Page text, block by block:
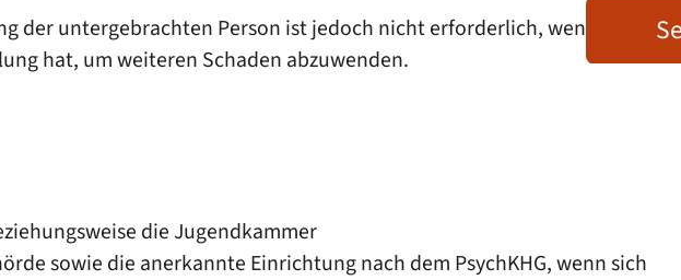
der untergebrachten Person ist jedoch nicht erforderlich, wenn sie
hat, um weiteren Schaden abzuwenden.
die Jugendkammer
sowie die anerkannte Einrichtung nach dem PsychKHG, wenn sich